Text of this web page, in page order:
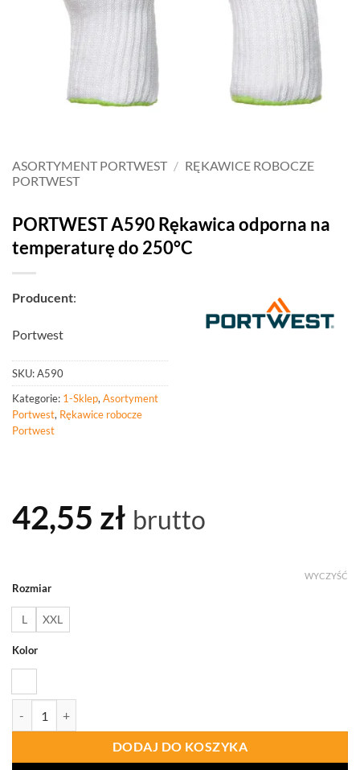
ASORTYMENT PORTWEST / RĘKAWICE ROBOCZE
PORTWEST
PORTWEST A590 Rękawica odporna na
temperaturę do 250°C
Producent:
Portwest
SKU:A590
Kategorie: 1-Sklep,Asortyment
Portwest, Rękawice robocze
Portwest
42,55 zł brutto
Rozmiar
L XXL
Kolor
WYCZYŚĆ
DODAJ DO KOSZYKA